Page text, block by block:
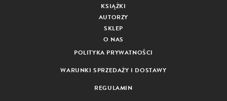
KSIĄŻKI
AUTORZY
SKLEP
O NAS
POLITYKA PRYWATNOŚCI
WARUNKI SPRZEDAŻY I DOSTAWY
REGULAMIN